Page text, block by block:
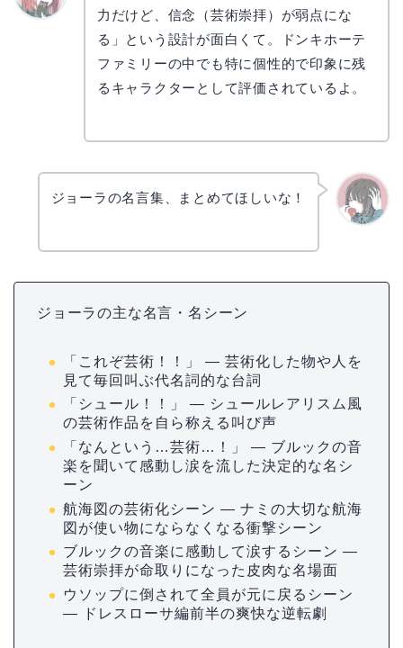
力だけど、信念（芸術崇拝）が弱点にな
る」という設計が面白くて。ドンキホーテ
ファミリーの中でも特に個性的で印象に残
るキャラクターとして評価されているよ。
ジョーラの名言集、まとめてほしいな！
ジョーラの主な名言・名シーン
「これぞ芸術！！」 ― 芸術化した物や人を
見て毎回叫ぶ代名詞的な台詞
「シュール！！」 ― シュールレアリスム風
の芸術作品を自ら称える叫び声
「なんという…芸術…！」 ― ブルックの音
楽を聞いて感動し涙を流した決定的な名シ
ーン
航海図の芸術化シーン ― ナミの大切な航海
図が使い物にならなくなる衝撃シーン
ブルックの音楽に感動して涙するシーン ―
芸術崇拝が命取りになった皮肉な名場面
ウソップに倒されて全員が元に戻るシーン
― ドレスローサ編前半の爽快な逆転劇